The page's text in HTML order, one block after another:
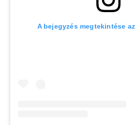
A bejegyzés megtekintése